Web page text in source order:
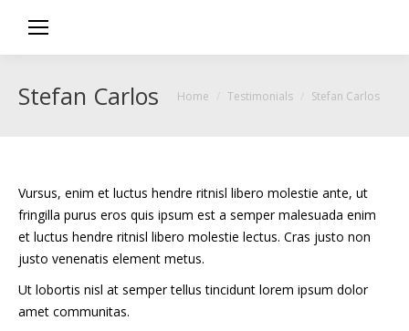
Stefan Carlos You are here:
Home Testimonials Stefan Carlos
Vursus, enim et luctus hendre ritnisl libero molestie ante, ut
fringilla purus eros quis ipsum est a semper malesuada enim
et luctus hendre ritnisl libero molestie lectus. Cras justo non
justo venenatis element metus.
Ut lobortis nisl at semper tellus tincidunt lorem ipsum dolor
amet communitas.